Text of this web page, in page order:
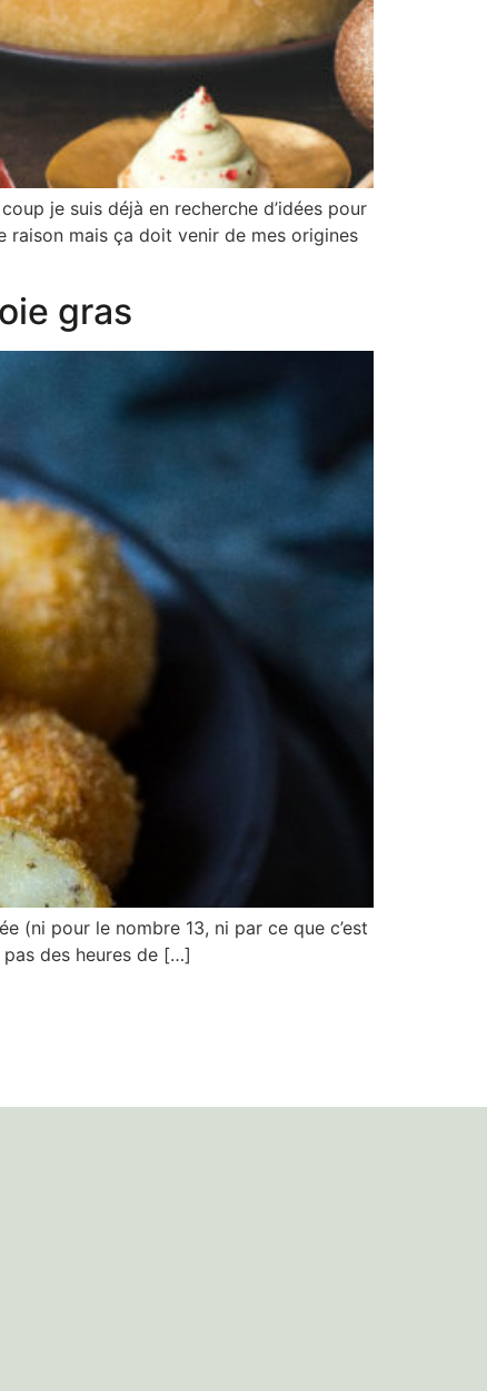
je suis déjà en recherche d’idées pour
raison mais ça doit venir de mes origines
gras
(ni pour le nombre 13, ni par ce que c’est
des heures de […]